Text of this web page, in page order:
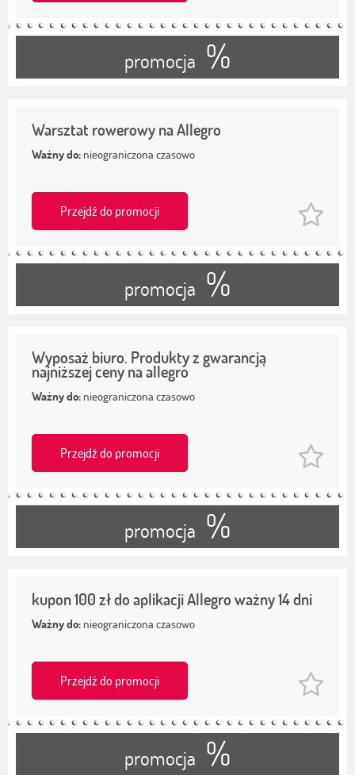
promocja %
Warsztat rowerowy na Allegro
Ważny do: nieograniczona czasowo
Przejdź do promocji
promocja %
Wyposaż biuro. Produkty z gwarancją
najniższej ceny na allegro
Ważny do: nieograniczona czasowo
Przejdź do promocji
promocja %
kupon 100 zł do aplikacji Allegro ważny 14 dni
Ważny do: nieograniczona czasowo
Przejdź do promocji
promocja %